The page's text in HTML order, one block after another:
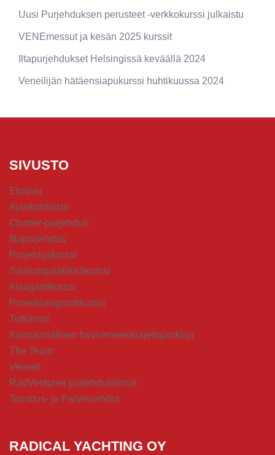
Uusi Purjehduksen perusteet -verkkokurssi julkaistu
VENEmessut ja kesän 2025 kurssit
Iltapurjehdukset Helsingissä keväällä 2024
Veneilijän hätäensiapukurssi huhtikuussa 2024
SIVUSTO
Etusivu
Ajankohtaista
Charter-purjehdus
Iltapurjehdus
Purjehtijakurssi
Saaristopäällikkökurssi
Kisagastikurssi
Pimeänavigointikurssi
Tutkinnot
Kansainvälinen huviveneenkuljettajankirja
The Team
Veneet
RadVentures purjehduslomat
Toimitus- ja Palveluehdot
RADICAL YACHTING OY